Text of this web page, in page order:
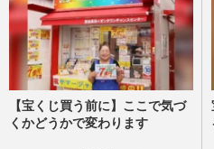
【宝くじ買う前に】ここで気づ
くかどうかで変わります